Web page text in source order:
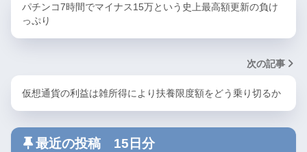
パチンコ7時間でマイナス15万という史上最高額更新の負け
っぷり
次の記事
仮想通貨の利益は雑所得により扶養限度額をどう乗り切るか
最近の投稿 15日分